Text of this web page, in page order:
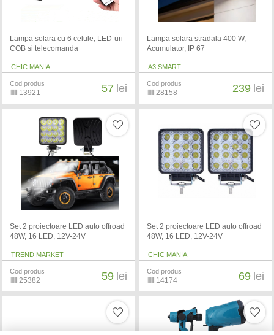
Lampa solara cu 6 celule, LED-uri
COB si telecomanda
CHIC MANIA
Cod produs
13921 57 lei
​Lampa solara stradala 400 W,
Acumulator, IP 67
A3 SMART
Cod produs
28158 239 lei
Set 2 proiectoare LED auto offroad
48W, 16 LED, 12V-24V
TREND MARKET
Cod produs
25382 59 lei
Set 2 proiectoare LED auto offroad
48W, 16 LED, 12V-24V
CHIC MANIA
Cod produs
14174 69 lei